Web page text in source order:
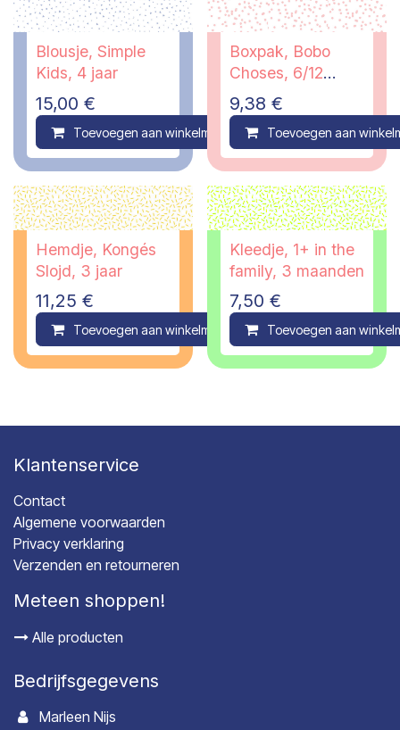
Blousje, Simple
Kids, 4 jaar
15,00 €
Toevoegen aan winkelmandje Compare
Boxpak, Bobo
Choses, 6/12
maanden
9,38 €
Toevoegen aan
Hemdje, Kongés
Slojd, 3 jaar
11,25 €
Toevoegen aan winkelmandje Compare
Kleedje, 1+ in the
family, 3 maanden
7,50 €
Toevoegen aan
Klantenservice
Contact
Algemene voorwaarden
Privacy verklaring
Verzenden en retourneren
Meteen shoppen!
Alle producten
Bedrijfsgegevens
Marleen Nijs